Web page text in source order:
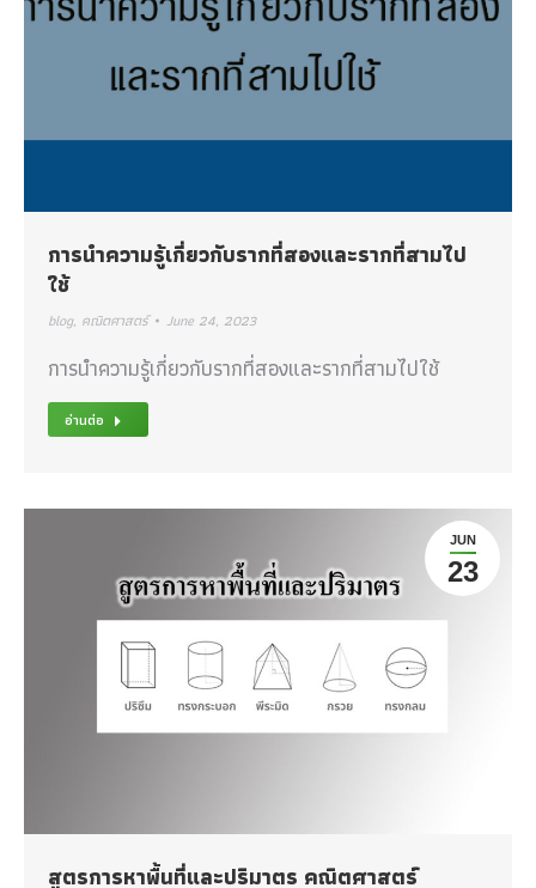
การนำความรู้เกี่ยวกับรากที่สองและรากที่สามไป
ใช้
blog, คณิตศาสตร์ June 24, 2023
การนำความรู้เกี่ยวกับรากที่สองและรากที่สามไปใช้
อ่านต่อ
JUN
23
สูตรการหาพื้นที่และปริมาตร คณิตศาสตร์